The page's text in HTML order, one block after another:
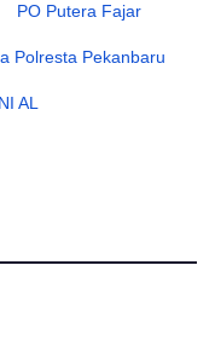
PO Putera Fajar
Polresta Pekanbaru
AL